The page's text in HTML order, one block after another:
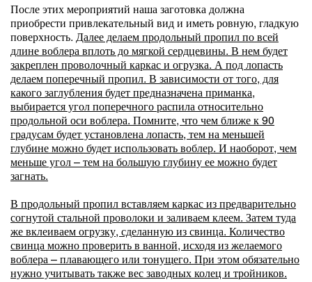
После этих мероприятий наша заготовка должна
приобрести привлекательный вид и иметь ровную, гладкую
поверхность. Далее делаем продольный пропил по всей
длине воблера вплоть до мягкой сердцевины. В нем будет
закреплен проволочный каркас и огрузка. А под лопасть
делаем поперечный пропил. В зависимости от того, для
какого заглубления будет предназначена приманка,
выбирается угол поперечного распила относительно
продольной оси воблера. Помните, что чем ближе к 90
градусам будет установлена лопасть, тем на меньшей
глубине можно будет использовать воблер. И наоборот, чем
меньше угол – тем на большую глубину ее можно будет
загнать.
В продольный пропил вставляем каркас из предварительно
согнутой стальной проволоки и заливаем клеем. Затем туда
же вклеиваем огрузку, сделанную из свинца. Количество
свинца можно проверить в ванной, исходя из желаемого
воблера – плавающего или тонущего. При этом обязательно
нужно учитывать также вес заводных колец и тройников.